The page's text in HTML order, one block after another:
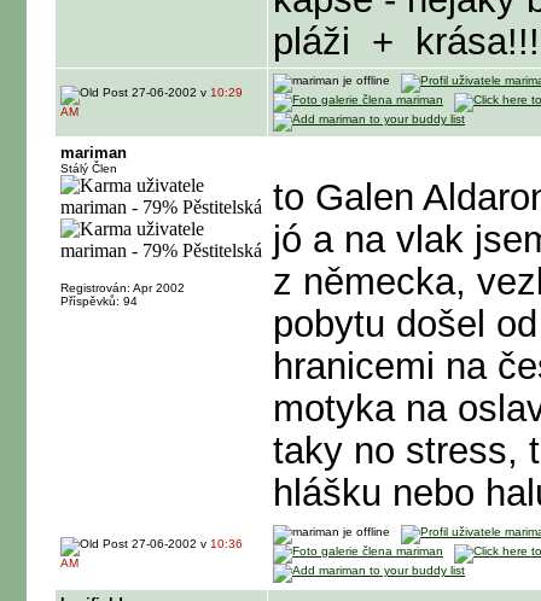
pláži
+ krása!!!
27-06-2002 v 10:29
AM
mariman
Stálý Člen
Registrován: Apr 2002
Příspěvků: 94
to Galen
jó a na vlak
z německa,
pobytu došel
hranicemi na
motyka na
taky no stress,
hlášku nebo
27-06-2002 v 10:36
AM